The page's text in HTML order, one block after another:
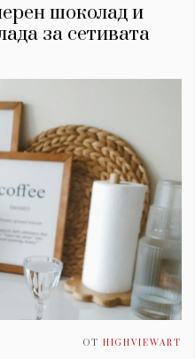
шоколад и
за сетивата
ОТ HIGHVIEWART